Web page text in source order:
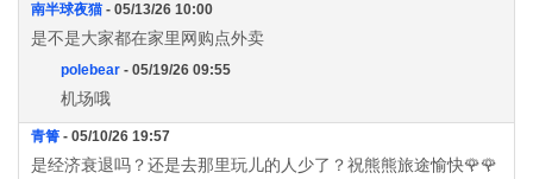
南半球夜猫 - 05/13/26 10:00
是不是大家都在家里网购点外卖
polebear - 05/19/26 09:55
机场哦
青箐 - 05/10/26 19:57
是经济衰退吗？还是去那里玩儿的人少了？祝熊熊旅途愉快🌹🌹